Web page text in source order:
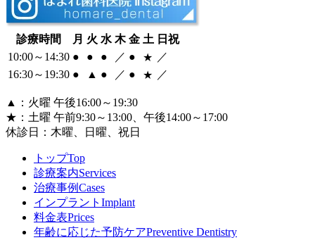
診療時間 月 火 水 木 金 土 日祝
10:00～14:30 ● ● ● ／ ● ★ ／
16:30～ 19:30 ● ▲ ● ／ ● ★ ／
▲
：火曜 午後16:00～19:30
★ ：土曜 午前9:30～13:00、午後14:00～17:00
休診日： 木曜、日曜、祝日
トップTop
診療案内Services
治療事例Cases
インプラント Implant
料金表Prices
年齢に応じた予防ケアPreventive Dentistry